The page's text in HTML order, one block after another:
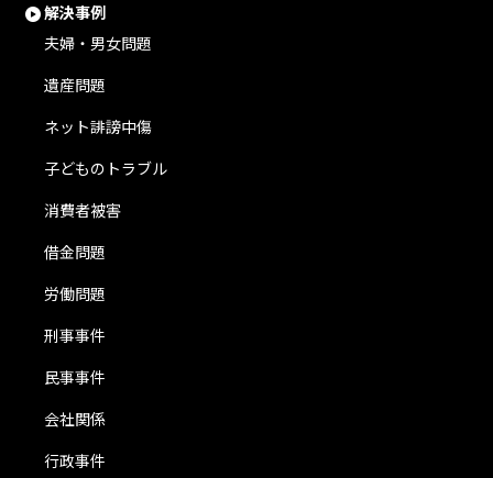
解決事例
夫婦・男女問題
遺産問題
ネット誹謗中傷
子どものトラブル
消費者被害
借金問題
労働問題
刑事事件
民事事件
会社関係
行政事件